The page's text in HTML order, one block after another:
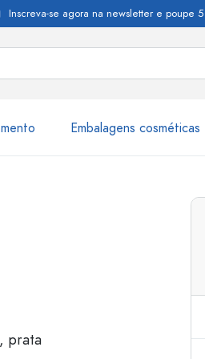
Inscreva-se agora na newsletter e poupe
Embalagens cosméticas
de pulverização